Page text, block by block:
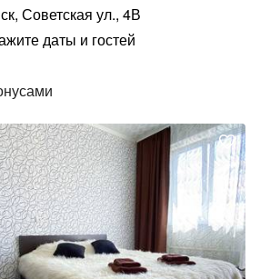
Советская ул., 4В
даты и гостей